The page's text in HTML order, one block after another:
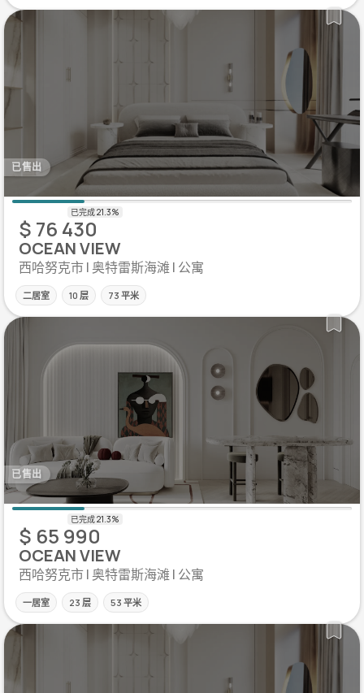
已售出
$ 76 430
OCEAN VIEW
西哈努克市 | 奥特雷斯海滩 | 公寓
二居室 10 层 73 平米
已售出
$ 65 990
OCEAN VIEW
西哈努克市 | 奥特雷斯海滩 | 公寓
一居室 23 层 53 平米